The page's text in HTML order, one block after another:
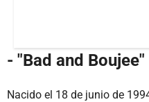
- "Bad and Boujee"
Nacido el 18 de junio de